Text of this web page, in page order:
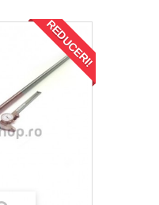
REDUCERI!